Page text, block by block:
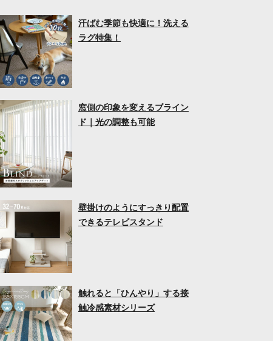
汗ばむ季節も快適に！洗える
ラグ特集！
窓側の印象を変えるブライン
ド｜光の調整も可能
壁掛けのようにすっきり配置
できるテレビスタンド
触れると「ひんやり」する接
触冷感素材シリーズ